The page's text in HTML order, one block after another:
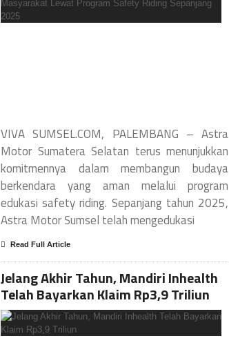
VIVA SUMSEL.COM, PALEMBANG – Astra
Motor Sumatera Selatan terus menunjukkan
komitmennya dalam membangun budaya
berkendara yang aman melalui program
edukasi safety riding. Sepanjang tahun 2025,
Astra Motor Sumsel telah mengedukasi
Read Full Article
Jelang Akhir Tahun, Mandiri Inhealth
Telah Bayarkan Klaim Rp3,9 Triliun